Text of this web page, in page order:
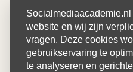
website en wij zijn
vragen. Deze cookies
gebruikservaring te
te analyseren en